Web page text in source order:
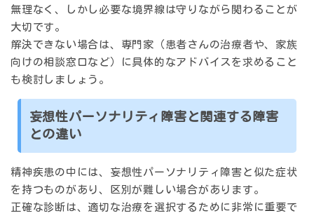
無理なく、しかし必要な境界線は守りながら関わることが
大切です。
解決できない場合は、専門家（患者さんの治療者や、家族
向けの相談窓口など）に具体的なアドバイスを求めること
も検討しましょう。
妄想性パーソナリティ障害と関連する障害
との違い
精神疾患の中には、妄想性パーソナリティ障害と似た症状
を持つものがあり、区別が難しい場合があります。
正確な診断は、適切な治療を選択するために非常に重要で